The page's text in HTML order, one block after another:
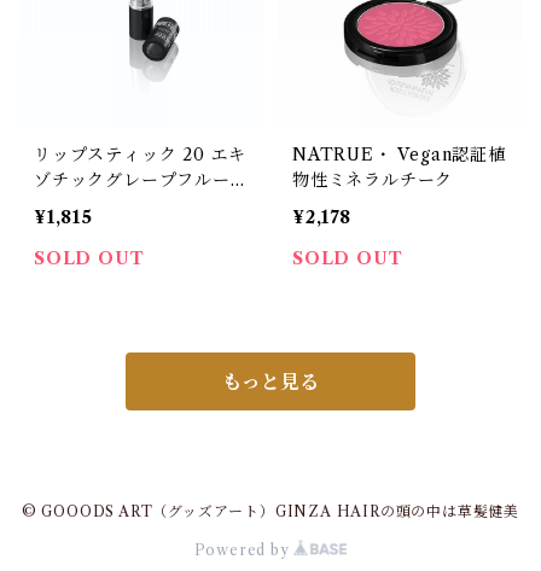
リップスティック 20 エキ
ゾチックグレープフルーツ
4.5g
¥1,815
SOLD OUT
NATRUE・ Vegan認証植
物性ミネラルチーク
¥2,178
SOLD OUT
もっと見る
© GOOODS ART（グッズアート）GINZA HAIRの頭の中は草髪健美
Powered by